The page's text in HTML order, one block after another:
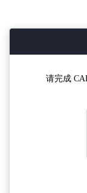
请完成